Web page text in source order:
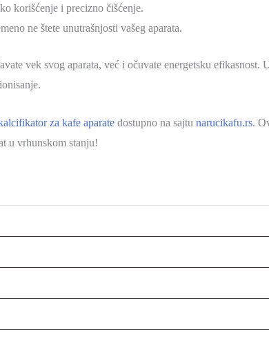
korišćenje i precizno čišćenje.
ne štete unutrašnjosti vašeg aparata.
vek svog aparata, već i očuvate energetsku efikasnost.
za kafe aparate dostupno na sajtu narucikafu.rs.
u vrhunskom stanju!